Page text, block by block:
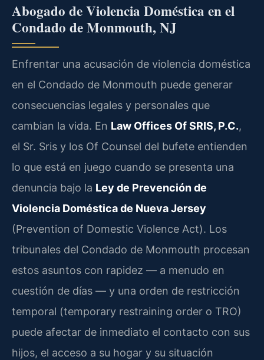
Abogado de Violencia Doméstica en el
Condado de Monmouth, NJ
Enfrentar una acusación de violencia doméstica
en el Condado de Monmouth puede generar
consecuencias legales y personales que
cambian la vida. En Law Offices Of SRIS, P.C.,
el Sr. Sris y los Of Counsel del bufete entienden
lo que está en juego cuando se presenta una
denuncia bajo la Ley de Prevención de
Violencia Doméstica de Nueva Jersey
(Prevention of Domestic Violence Act). Los
tribunales del Condado de Monmouth procesan
estos asuntos con rapidez — a menudo en
cuestión de días — y una orden de restricción
temporal (temporary restraining order o TRO)
puede afectar de inmediato el contacto con sus
hijos, el acceso a su hogar y su situación